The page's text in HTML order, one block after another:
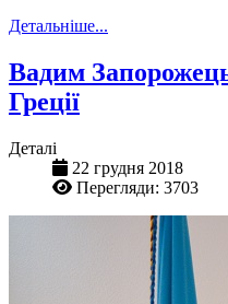
Детальніше...
Вадим
Греції
Деталі
22 грудня 2018
Перегляди: 3703